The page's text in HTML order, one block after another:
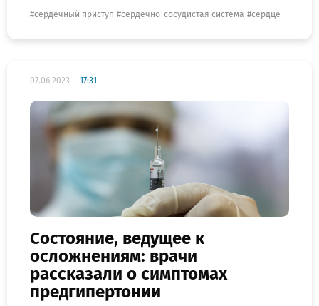
сердечный приступ сердечно-сосудистая система сердце
07.06.2023 17:31
Состояние, ведущее к
осложнениям: врачи
рассказали о симптомах
предгипертонии